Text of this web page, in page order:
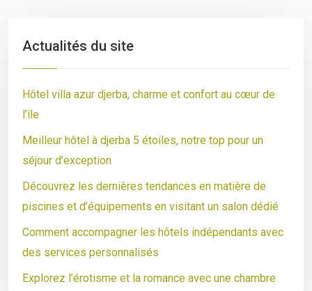
Actualités du site
Hôtel villa azur djerba, charme et confort au cœur de
l’île
Meilleur hôtel à djerba 5 étoiles, notre top pour un
séjour d’exception
Découvrez les dernières tendances en matière de
piscines et d’équipements en visitant un salon dédié
Comment accompagner les hôtels indépendants avec
des services personnalisés
Explorez l’érotisme et la romance avec une chambre